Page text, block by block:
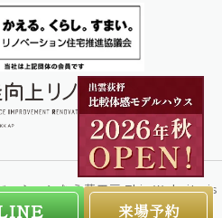
ーションなら夢工房 This Website is
株式会社リコネクト 来場予約